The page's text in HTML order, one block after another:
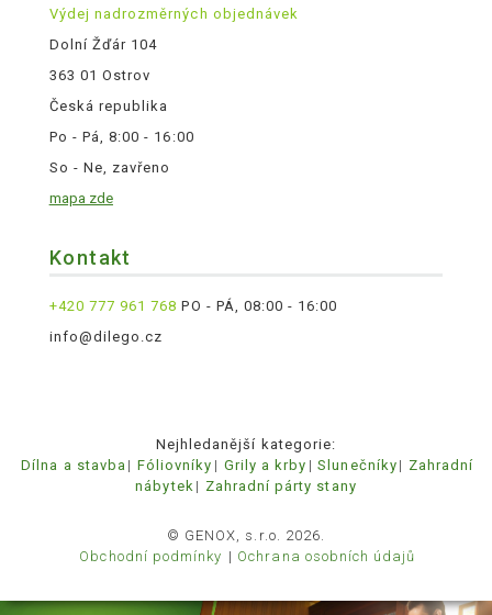
Výdej nadrozměrných objednávek
Dolní Žďár 104
363 01 Ostrov
Česká republika
Po - Pá, 8:00 - 16:00
So - Ne, zavřeno
mapa zde
Kontakt
+420 777 961 768 PO - PÁ, 08:00 - 16:00
info@dilego.cz
Nejhledanější kategorie:
Dílna a stavba
Fóliovníky Grily a krby Slunečníky
Zahradní
nábytek
Zahradní párty stany
© GENOX, s.r.o. 2026.
Obchodní podmínky
Ochrana osobních údajů